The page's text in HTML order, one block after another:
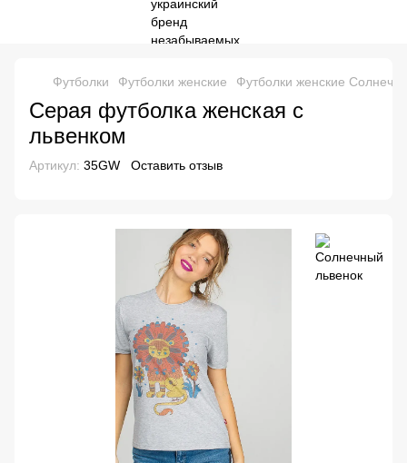
Футболки Футболки женские Футболки женские
Серая футболка женская с
львенком
Артикул: 35GW Оставить отзыв